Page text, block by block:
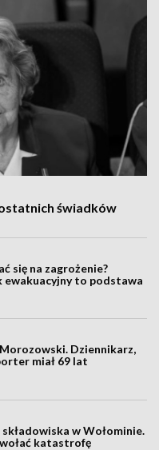
ostatnich świadków
się na zagrożenie?
ewakuacyjny to podstawa
Dziennikarz,
miał 69 lat
w Wołominie.
katastrofę